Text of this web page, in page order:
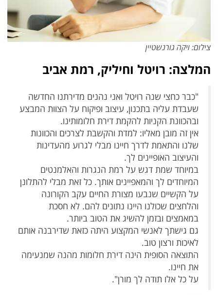
צילום: ויקה גורנשטיין
המלצה: רויטל וחיליק, רמת אביב
"כבר כחצי שנה רויטל ואני נהנים מדירתנו החדשה
שעבדת עליה בתכנון, עיצוב ופיקוח על הצוות המבצע
ובהכוונת הקניות להקמת דירת חלומותינו.
אין זה מובן מאליו: למדת והקשבת לצרכים והכוונות
שלנו והתאמת לדרך חיינו מבלי לגרוע מהעדינות
והעיצוב האופיינים לך.
במיוחד שמת דגש על רמת הנגרות והאלמנטים
המיוחדים לך והמאפיינים אותך. כל זאת מבלי להתלונן
על הקשיים שנבעו מצורת החיים עקב הקורונה
והלחצים שכולנו היינו נתונים להם. לא חסכת
במאמצים ובזמן להשיג את הטוב ביותר.
גם גישתך לאנשי המקצוע היתה כזאת שדירבנה אותם
לאיכות ורצון טוב.
התוצאה הסופית הינה דירת חלומות מהנה שמנעימה
את חיינו.
על כל אלו תודה לך מורן".